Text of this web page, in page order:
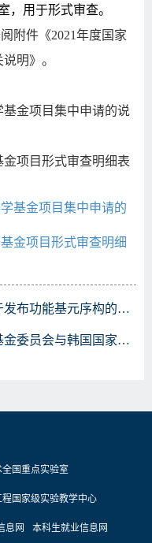
，用于形式审查。
附件《2021年度国家
明》。
金项目集中申请的说
项目形式审查明细表
基金项目集中申请的
金项目形式审查明细
础研究重大研究计划2021年度项目指南的通告
研究基金会合作交流项目征集指南
国重点实验室
国家级实验教学中心
息网 本科生就业信息网